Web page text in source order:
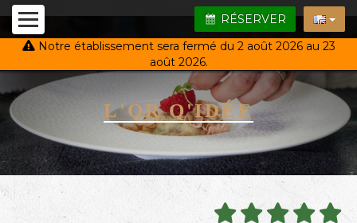
RÉSERVER
Notre établissement sera fermé du 2 août 2026 au 23
août 2026.
L'OR Q'IDÉE